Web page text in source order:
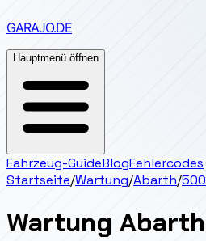
GARAJO.DE
Hauptmenü öffnen
Fahrzeug-GuideBlogFehlercodes
Startseite/Wartung/Abarth/500
Wartung Abarth